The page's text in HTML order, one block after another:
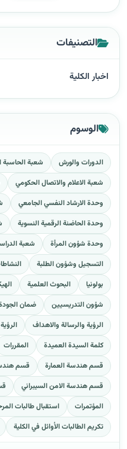
التصنيفات
اخبار الكلية
الوسوم
الدورات والورش
شعبة الحاسبة
شعبة الاعلام والاتصال الحكومي
وحدة الارشاد النفسي الجامعي
وحدة الحاضنة الرقمية النسوية
وحدة شؤون المرأة
شعبة
التسجيل وشؤون الطلبة
بولونيا
البحوث العلمية
شؤون التدريسيين
ضمان
الرؤية والرسالة والاهداف
كلمة السيدة العميدة
المقررات
قسم هندسة العمارة
قسم
قسم هندسة الامن السيبراني
المؤتمرات
استقبال طالبات المرحلة
تكريم الطالبات الأوائل في الكلية